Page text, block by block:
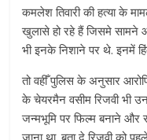
कमलेश तिवारी की हत्या के
खुलासे हो रहे हैं जिसमे सामने
भी इनके निशाने पर थे. इनमें
तो वहीँ पुलिस के अनुसार
के चेयरमैन वसीम रिजवी भी
जन्मभूमि पर फिल्म बनाने और